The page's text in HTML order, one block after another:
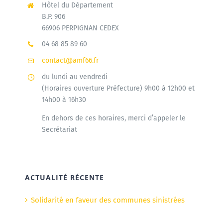
Hôtel du Département
B.P. 906
66906 PERPIGNAN CEDEX
04 68 85 89 60
contact@amf66.fr
du lundi au vendredi
(Horaires ouverture Préfecture) 9h00 à 12h00 et
14h00 à 16h30
En dehors de ces horaires, merci d’appeler le
Secrétariat
ACTUALITÉ RÉCENTE
Solidarité en faveur des communes sinistrées